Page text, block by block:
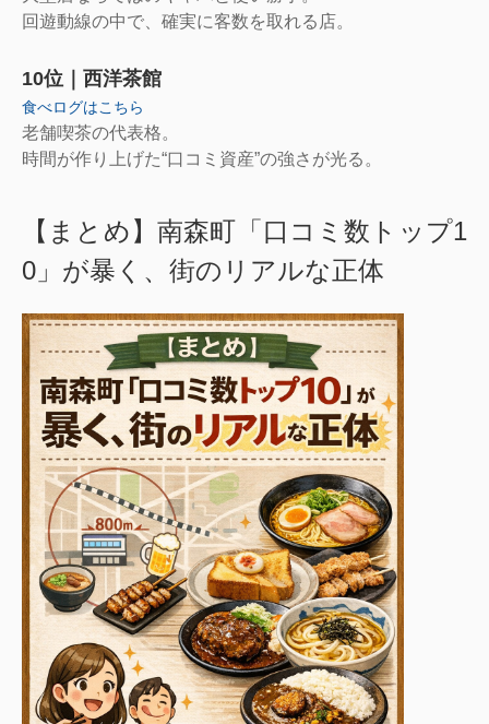
回遊動線の中で、確実に客数を取れる店。
10位｜西洋茶館
食べログはこちら
老舗喫茶の代表格。
時間が作り上げた“口コミ資産”の強さが光る。
【まとめ】南森町「口コミ数トップ1
0」が暴く、街のリアルな正体